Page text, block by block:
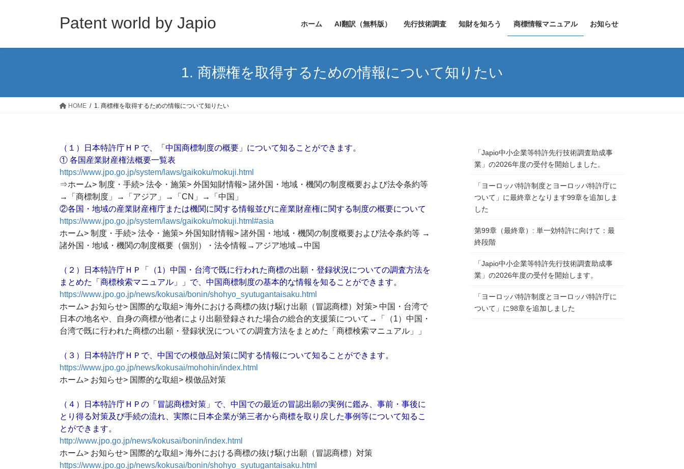
Patent world by Japio ホーム AI翻訳（無料版） 先行技術調査 知財を知ろう 商標情報マニュアル お知らせ
1. 商標権を取得するための情報について知りたい
HOME 1. 商標権を取得するための情報について知りたい
（１）日本特許庁ＨＰで、「中国商標制度の概要」について知ることができます。
① 各国産業財産権法概要一覧表
https://www.jpo.go.jp/system/laws/gaikoku/mokuji.html
⇒ホーム> 制度・手続> 法令・施策> 外国知財情報> 諸外国・地域・機関の制度概要および法令条約等
→「商標制度」→「アジア」→「CN」→「中国」
②各国・地域の産業財産権庁または機関に関する情報並びに産業財産権に関する制度の概要について
https://www.jpo.go.jp/system/laws/gaikoku/mokuji.html#asia
ホーム> 制度・手続> 法令・施策> 外国知財情報> 諸外国・地域・機関の制度概要および法令条約等 →
諸外国・地域・機関の制度概要（個別）・法令情報→アジア地域→中国
（２）日本特許庁ＨＰ「（1）中国・台湾で既に行われた商標の出願・登録状況についての調査方法を
まとめた「商標検索マニュアル」」で、中国商標制度の基本的な情報を知ることができます。
https://www.jpo.go.jp/news/kokusai/bonin/shohyo_syutugantaisaku.html
ホーム> お知らせ> 国際的な取組> 海外における商標の抜け駆け出願（冒認商標）対策> 中国・台湾で
日本の地名や、自身の商標が他者により出願登録された場合の総合的支援策について→「（1）中国・
台湾で既に行われた商標の出願・登録状況についての調査方法をまとめた「商標検索マニュアル」」
（３）日本特許庁ＨＰで、中国での模倣品対策に関する情報について知ることができます。
https://www.jpo.go.jp/news/kokusai/mohohin/index.html
ホーム> お知らせ> 国際的な取組> 模倣品対策
（４）日本特許庁ＨＰの「冒認商標対策」で、中国での最近の冒認出願の実例に鑑み、事前・事後に
とり得る対策及び手続の流れ、実際に日本企業が第三者から商標を取り戻した事例等について知るこ
とができます。
http://www.jpo.go.jp/news/kokusai/bonin/index.html
ホーム> お知らせ> 国際的な取組> 海外における商標の抜け駆け出願（冒認商標）対策
https://www.jpo.go.jp/news/kokusai/bonin/shohyo_syutugantaisaku.html
「Japio中小企業等特許先行技術調査助成事
業」の2026年度の受付を開始しました。
「ヨーロッパ特許制度とヨーロッパ特許庁に
ついて」に最終章となります99章を追加しま
した
第99章（最終章）: 単一効特許に向けて：最
終段階
「Japio中小企業等特許先行技術調査助成事
業」の2026年度の受付を開始します。
「ヨーロッパ特許制度とヨーロッパ特許庁に
ついて」に98章を追加しました